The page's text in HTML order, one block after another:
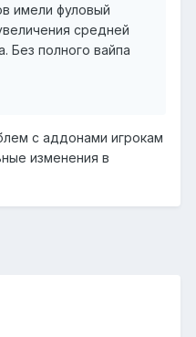
имели фуловый
средней
Без полного вайпа
с аддонами игрокам
изменения в